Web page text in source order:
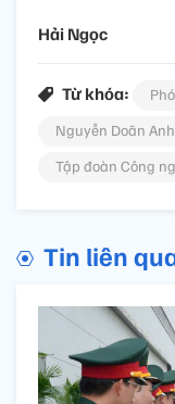
Hải Ngọc
Từ khóa:
Nguyễn Doãn Anh
Tập đoàn Công
Tin liên